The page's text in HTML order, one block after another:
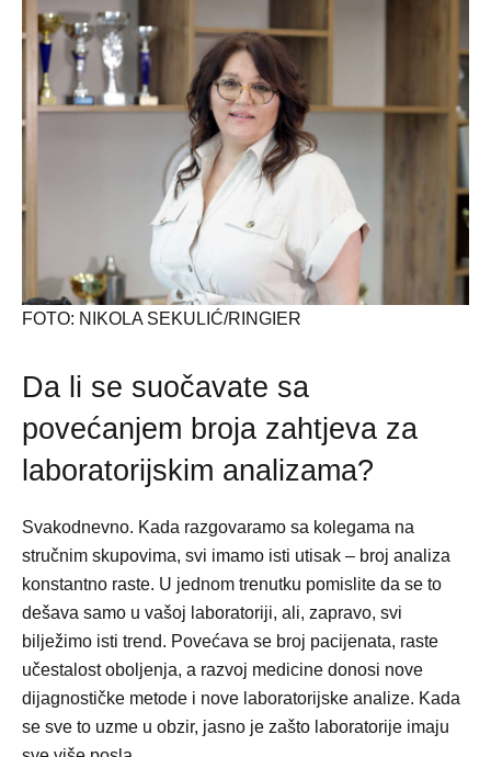
FOTO: NIKOLA SEKULIĆ/RINGIER
Da li se suočavate sa
povećanjem broja zahtjeva za
laboratorijskim analizama?
Svakodnevno. Kada razgovaramo sa kolegama na
stručnim skupovima, svi imamo isti utisak – broj analiza
konstantno raste. U jednom trenutku pomislite da se to
dešava samo u vašoj laboratoriji, ali, zapravo, svi
bilježimo isti trend. Povećava se broj pacijenata, raste
učestalost oboljenja, a razvoj medicine donosi nove
dijagnostičke metode i nove laboratorijske analize. Kada
se sve to uzme u obzir, jasno je zašto laboratorije imaju